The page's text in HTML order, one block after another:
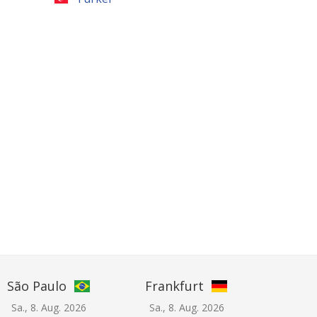
São Paulo
Sa., 8. Aug. 2026
Frankfurt
Sa., 8. Aug. 2026